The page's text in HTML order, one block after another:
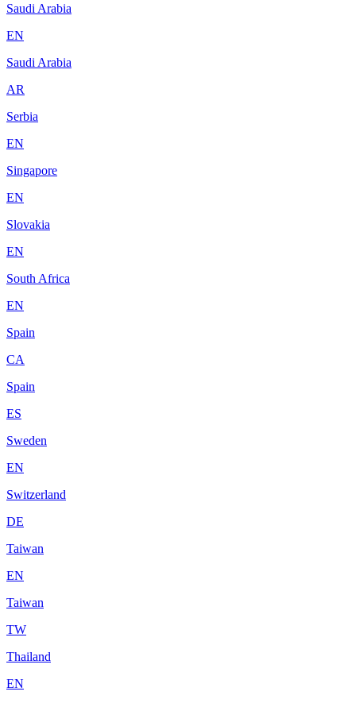
Saudi Arabia
EN
Saudi Arabia
AR
Serbia
EN
Singapore
EN
Slovakia
EN
South Africa
EN
Spain
CA
Spain
ES
Sweden
EN
Switzerland
DE
Taiwan
EN
Taiwan
TW
Thailand
EN